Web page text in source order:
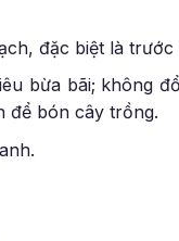
đặc biệt là trước
bừa bãi; không
để bón cây trồng.